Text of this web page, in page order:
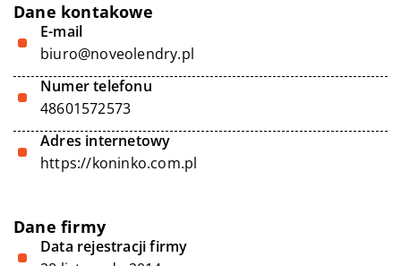
Dane kontakowe
E-mail
biuro@noveolendry.pl
Numer telefonu
48601572573
Adres internetowy
https://koninko.com.pl
Dane firmy
Data rejestracji firmy